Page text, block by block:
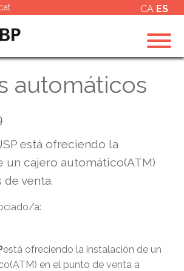
CA ES
automáticos
está ofreciendo la
un cajero automático(ATM)
venta.
a:
está ofreciendo la instalación de un
en el punto de venta a